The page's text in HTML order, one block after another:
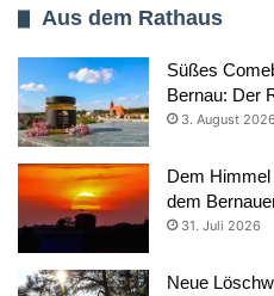
Aus dem Rathaus
Süßes
Bernau: Der
3. August 2026
Dem
dem
31. Juli 2026
Neue